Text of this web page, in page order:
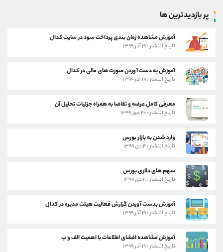
پر بازدیدترین ها
آموزش مشاهده زمان بندی پرداخت سود در سایت کدال
تاریخ انتشار : ۱۹ آذر ۱۳۹۹
آموزش به دست آوردن صورت های مالی در کدال
تاریخ انتشار : ۱۹ آذر ۱۳۹۹
معرفی کامل عرضه و تقاضا به همراه جزئیات تحلیل آن
تاریخ انتشار : ۲۰ مهر ۱۳۹۹
وارد شدن به بازار بورس
تاریخ انتشار : ۴ دی ۱۳۹۹
سهم های دلاری بورس
تاریخ انتشار : ۱۱ دی ۱۳۹۹
آموزش بدست آوردن گزارش فعالیت هیئت مدیره در کدال
تاریخ انتشار : ۱۹ آذر ۱۳۹۹
آموزش مشاهده افشای اطلاعات با اهمیت الف و ب
تاریخ انتشار : ۱۹ آذر ۱۳۹۹